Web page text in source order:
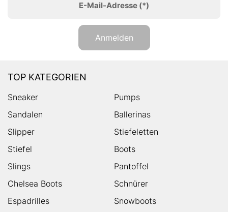
E-Mail-Adresse (*)
Anmelden
TOP KATEGORIEN
Sneaker
Pumps
Sandalen
Ballerinas
Slipper
Stiefeletten
Stiefel
Boots
Slings
Pantoffel
Chelsea Boots
Schnürer
Espadrilles
Snowboots